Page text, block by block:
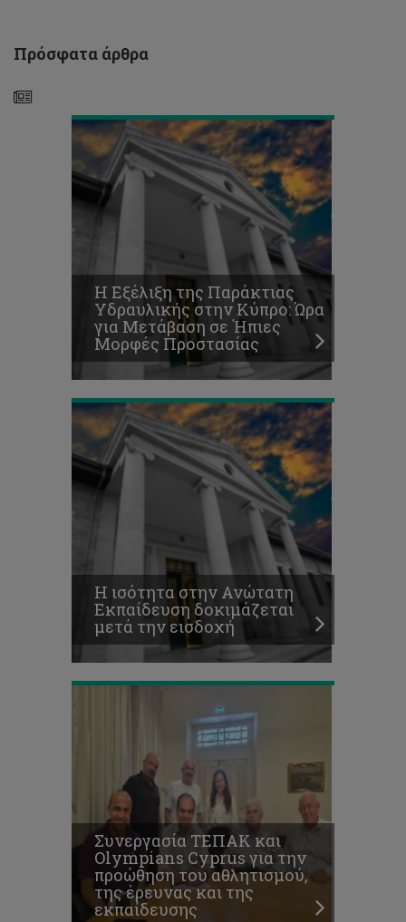
Πρόσφατα άρθρα
Ήπιες
Μορφές
Η Εξέλιξη της Παράκτιας
Υδραυλικής στην Κύπρο: Ώρα
για Μετάβαση σε Ήπιες
Μορφές Προστασίας
ισότητα
στην
Ανώτατη
Εκπαίδευση
δοκιμάζεται
μετά
την
εισδοχή
Η ισότητα στην Ανώτατη
Εκπαίδευση δοκιμάζεται
μετά την εισδοχή
Συνεργασία
ΤΕΠΑΚ
και
Olympians
Cyprus
για
προώθηση
του
αθλητισμού,
της
έρευνας
και
της
εκπαίδευσης
Συνεργασία ΤΕΠΑΚ και
Olympians Cyprus για την
προώθηση του αθλητισμού,
της έρευνας και της
εκπαίδευσης